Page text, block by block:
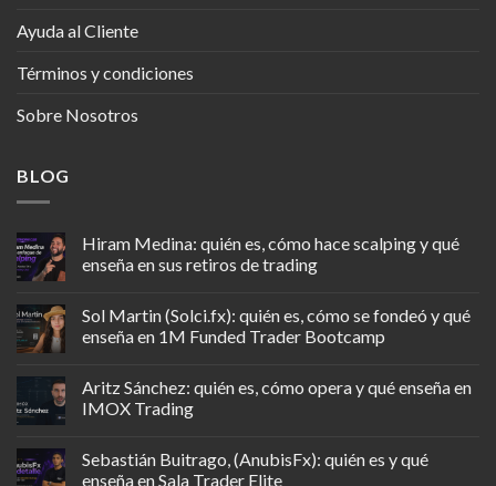
Ayuda al Cliente
Términos y condiciones
Sobre Nosotros
BLOG
Hiram Medina: quién es, cómo hace scalping y qué
enseña en sus retiros de trading
Sol Martin (Solci.fx): quién es, cómo se fondeó y qué
enseña en 1M Funded Trader Bootcamp
Aritz Sánchez: quién es, cómo opera y qué enseña en
IMOX Trading
Sebastián Buitrago, (AnubisFx): quién es y qué
enseña en Sala Trader Elite